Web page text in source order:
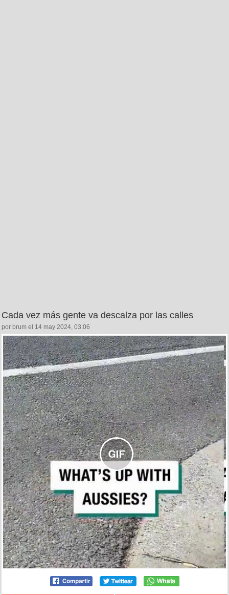
Cada vez más gente va descalza por las calles
por brum el 14 may 2024, 03:06